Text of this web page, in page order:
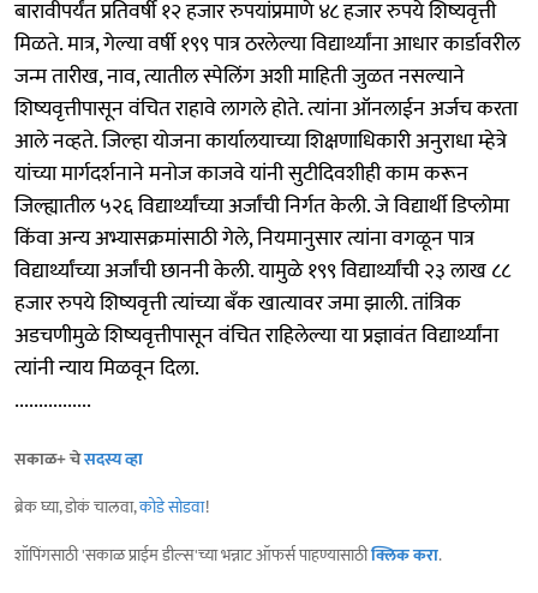
बारावीपर्यंत प्रतिवर्षी १२ हजार रुपयांप्रमाणे ४८ हजार रुपये शिष्यवृत्ती
मिळते. मात्र, गेल्या वर्षी १९९ पात्र ठरलेल्या विद्यार्थ्यांना आधार कार्डावरील
जन्म तारीख, नाव, त्यातील स्पेलिंग अशी माहिती जुळत नसल्याने
शिष्यवृत्तीपासून वंचित राहावे लागले होते. त्यांना ऑनलाईन अर्जच करता
आले नव्हते. जिल्हा योजना कार्यालयाच्या शिक्षणाधिकारी अनुराधा म्हेत्रे
यांच्या मार्गदर्शनाने मनोज काजवे यांनी सुटीदिवशीही काम करून
जिल्ह्यातील ५२६ विद्यार्थ्यांच्या अर्जांची निर्गत केली. जे विद्यार्थी डिप्लोमा
किंवा अन्य अभ्यासक्रमांसाठी गेले, नियमानुसार त्यांना वगळून पात्र
विद्यार्थ्यांच्या अर्जांची छाननी केली. यामुळे १९९ विद्यार्थ्यांची २३ लाख ८८
हजार रुपये शिष्यवृत्ती त्यांच्या बँक खात्यावर जमा झाली. तांत्रिक
अडचणीमुळे शिष्यवृत्तीपासून वंचित राहिलेल्या या प्रज्ञावंत विद्यार्थ्यांना
त्यांनी न्याय मिळवून दिला.
................
सकाळ+ चेसदस्य व्हा
ब्रेक घ्या, डोकं चालवा,कोडे सोडवा!
शॉपिंगसाठी 'सकाळ प्राईम डील्स'च्या भन्नाट ऑफर्स पाहण्यासाठीक्लिक करा.